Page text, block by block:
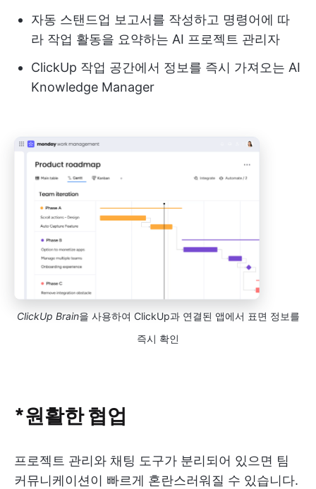
자동 스탠드업 보고서를 작성하고 명령어에 따
라 작업 활동을 요약하는 AI 프로젝트 관리자
ClickUp 작업 공간에서 정보를 즉시 가져오는 AI
Knowledge Manager
ClickUp Brain을 사용하여 ClickUp과 연결된 앱에서 표면 정보를
즉시 확인
*원활한 협업
프로젝트 관리와 채팅 도구가 분리되어 있으면 팀
커뮤니케이션이 빠르게 혼란스러워질 수 있습니다.